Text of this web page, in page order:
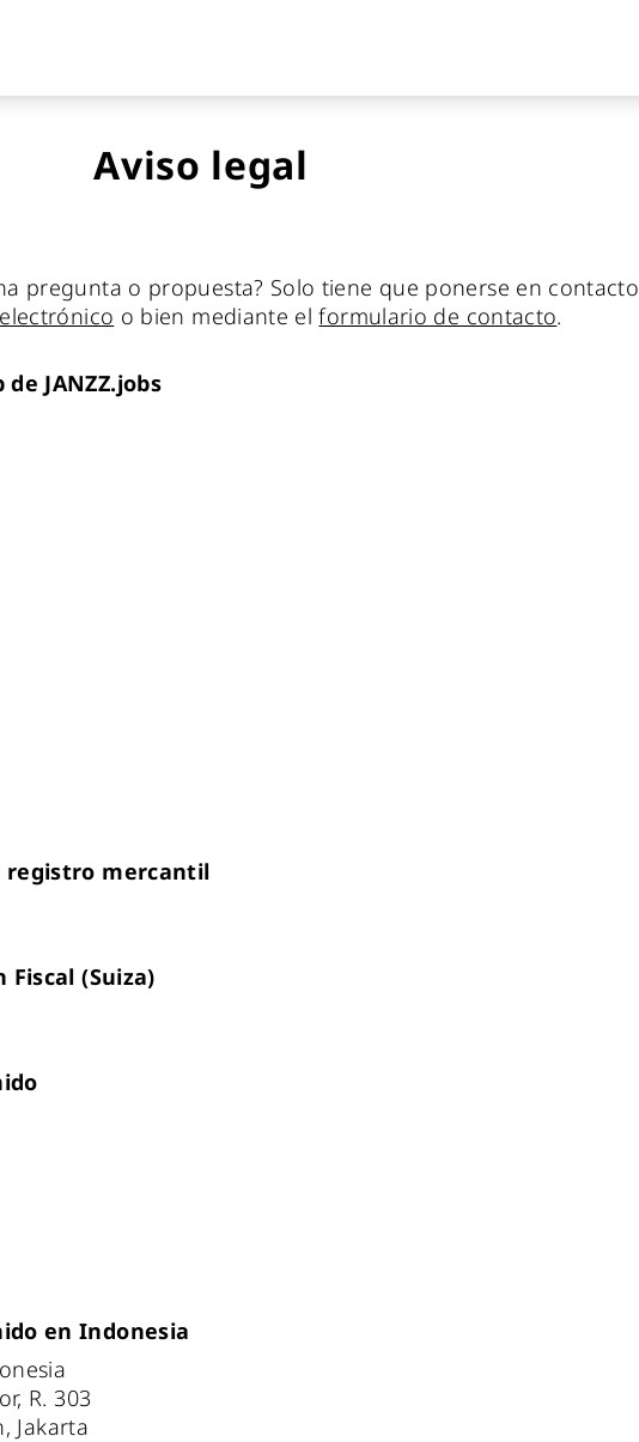
Aviso legal
pregunta o propuesta? Solo tiene que ponerse en contacto
o bien mediante elformulario de contacto.
JANZZ.jobs
registro mercantil
(Suiza)
en Indonesia
R. 303
Jakarta